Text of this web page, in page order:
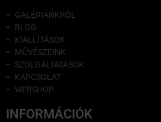
GALÉRIÁNKRÓL
BLOG
KIÁLLÍTÁSOK
MŰVÉSZEINK
SZOLGÁLTATÁSOK
KAPCSOLAT
WEBSHOP
INFORMÁCIÓK